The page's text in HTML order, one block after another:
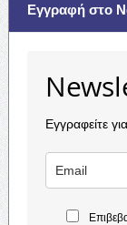
Εγγραφή στο
Εγγραφείτε